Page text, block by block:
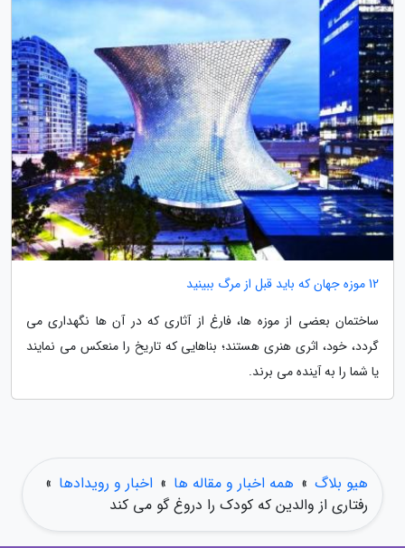
12 موزه جهان که باید قبل از مرگ ببینید
ساختمان بعضی از موزه ها، فارغ از آثاری که در آن ها نگهداری می
گردد، خود، اثری هنری هستند؛ بناهایی که تاریخ را منعکس می نمایند
یا شما را به آینده می برند.
هیو بلاگ » همه اخبار و مقاله ها » اخبار و رویدادها »
رفتاری از والدین که کودک را دروغ گو می کند